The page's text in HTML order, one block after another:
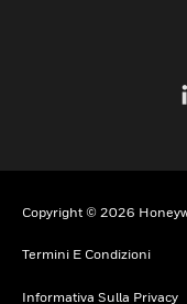
Copyright © 2026
Termini E Condizioni
Informativa Sulla Privacy